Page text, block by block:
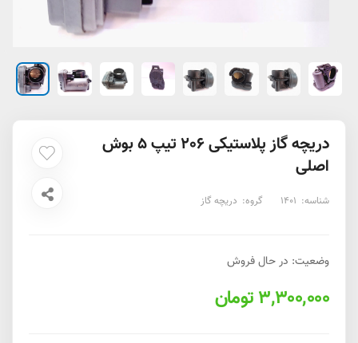
دریچه گاز پلاستیکی 206 تیپ 5 بوش
اصلی
شناسه: 1401 گروه: دریچه گاز
وضعیت: در حال فروش
3,300,000 تومان